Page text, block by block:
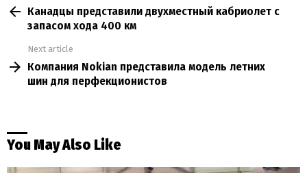
moreКанадцы представили двухместный кабриолет с
запасом хода 400 км
Next article
Компания Nokian представила модель летних
шин для перфекционистов
You May Also Like